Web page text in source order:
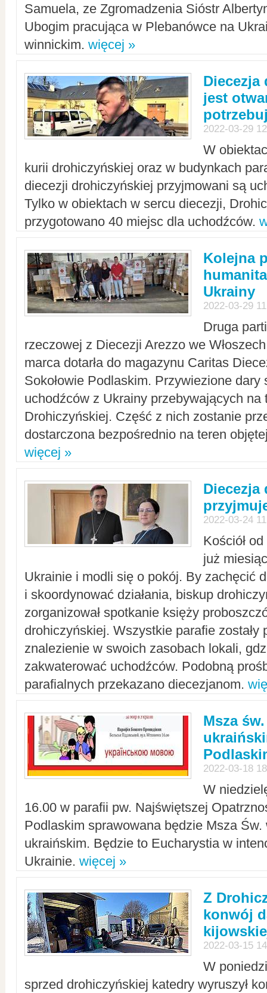
Samuela, ze Zgromadzenia Sióstr
Ubogim pracująca w Plebanówce na
winnickim. więcej »
Diecezja
jest
2022-03-29
W
kurii drohiczyńskiej oraz w budynkach
diecezji drohiczyńskiej przyjmowani są
Tylko w obiektach w sercu diecezji,
przygotowano 40 miejsc dla uchodźców.
Kolejna
Ukrainy
2022-03-29
Druga
rzeczowej z Diecezji Arezzo we
marca dotarła do magazynu Caritas
Sokołowie Podlaskim. Przywiezione dary
uchodźców z Ukrainy przebywających na
Drohiczyńskiej. Część z nich zostanie
dostarczona bezpośrednio na teren
więcej »
Diecezja
2022-03-24
Kościół
już
Ukrainie i modli się o pokój. By zachęcić
i skoordynować działania, biskup
zorganizował spotkanie księży
drohiczyńskiej. Wszystkie parafie zostały
znalezienie w swoich zasobach lokali,
zakwaterować uchodźców. Podobną
parafialnych przekazano diecezjanom.
Msza
2022-03-18
W
16.00 w parafii pw. Najświętszej
Podlaskim sprawowana będzie Msza Św.
ukraińskim. Będzie to Eucharystia w
Ukrainie. więcej »
Z
konwój
2022-03-15
W
sprzed drohiczyńskiej katedry wyruszył